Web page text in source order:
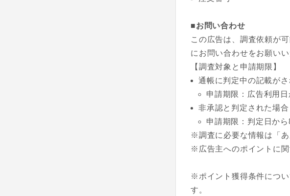
■お問い合わせ
この広告は、調査依頼が
にお問い合わせをお願いい
【調査対象と申請期限】
通帳に判定中の記載が
申請期限：広告利用
非承認と判定された場合
申請期限：判定日か
※調査に必要な情報は「あ
※広告主へのポイントに関
※ポイント獲得条件につ
す。